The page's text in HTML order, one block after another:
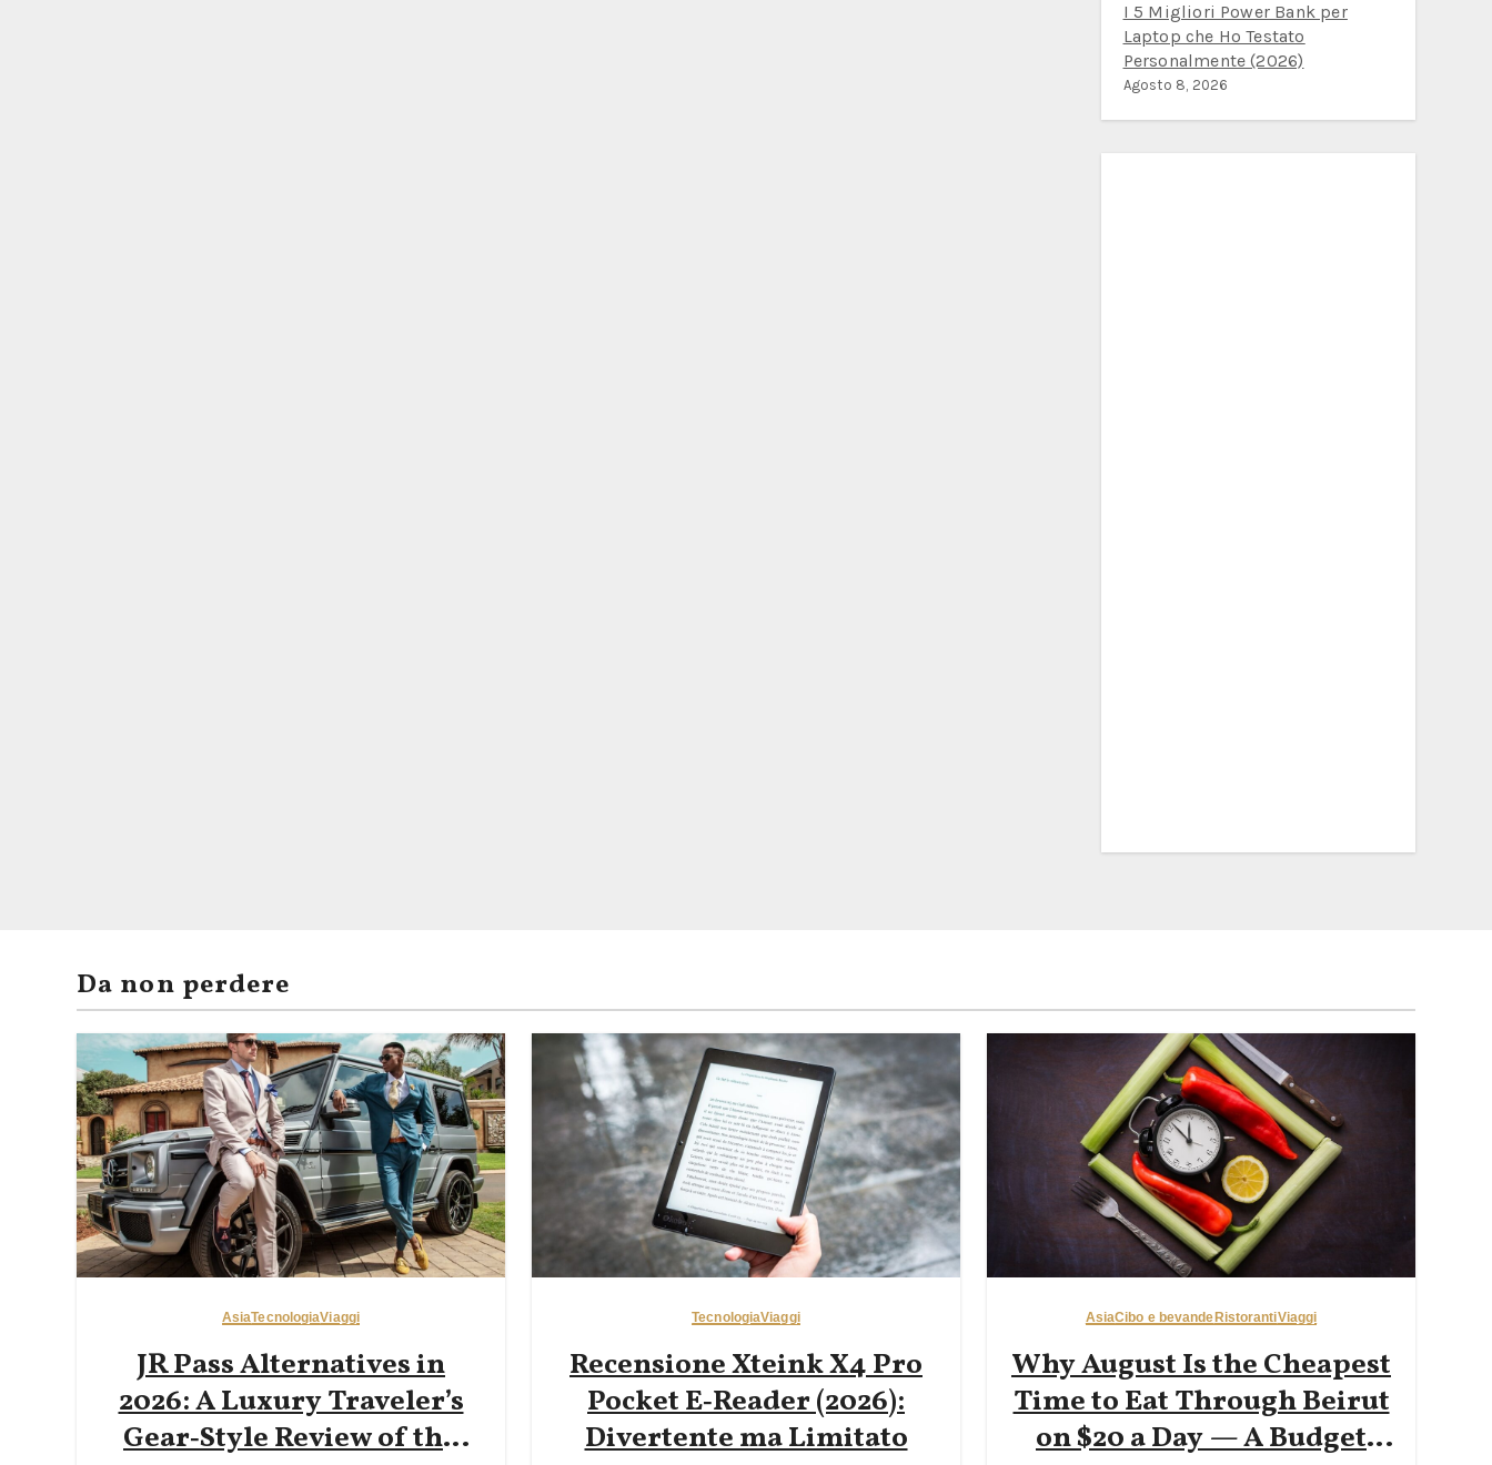
I 5 Migliori Power Bank per
Laptop che Ho Testato
Personalmente (2026)
Agosto 8, 2026
Da non perdere
AsiaTecnologiaViaggi
JR Pass Alternatives in
2026: A Luxury Traveler’s
Gear‑Style Review of the
TecnologiaViaggi
Recensione Xteink X4 Pro
Pocket E‑Reader (2026):
Divertente ma Limitato
AsiaCibo e bevande RistorantiViaggi
Why August Is the Cheapest
Time to Eat Through Beirut
on $20 a Day — A Budget